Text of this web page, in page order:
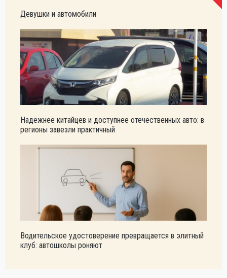
Девушки и автомобили
Надежнее китайцев и доступнее отечественных авто: в
регионы завезли практичный
Водительское удостоверение превращается в элитный
клуб: автошколы роняют